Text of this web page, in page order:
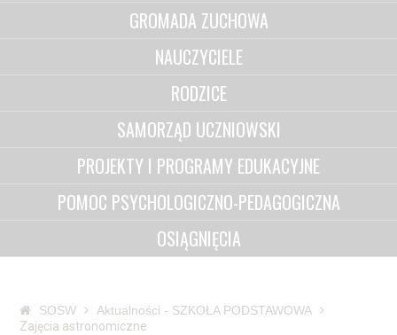
GROMADA ZUCHOWA
NAUCZYCIELE
RODZICE
SAMORZĄD UCZNIOWSKI
PROJEKTY I PROGRAMY EDUKACYJNE
POMOC PSYCHOLOGICZNO-PEDAGOGICZNA
OSIĄGNIĘCIA
SOSW
Aktualności - SZKOŁA PODSTAWOWA
Zajęcia astronomiczne